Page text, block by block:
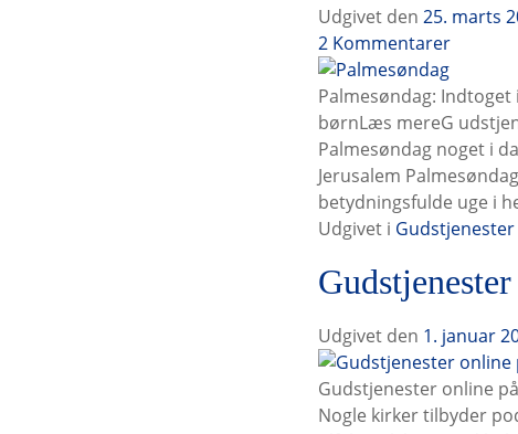
ø
n
d
a
g
t
i
l
g
o
n
l
i
n
e
g
u
s
e
n
e
Udgivet den 25. marts
2 KommentarerP
l
m
e
s
ø
n
a
t
i
l
Palmesøndag:
børnLæs mereG
Palmesøndag noget i
Jerusalem
betydningsfulde uge i
Udgivet i Gudstjenester
Udgivet den 1. januar
Gudstjenester online
Nogle kirker tilbyder